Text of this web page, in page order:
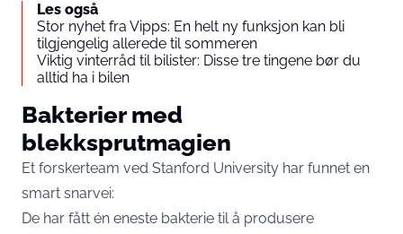
Les også
Stor nyhet fra Vipps: En helt ny funksjon kan bli
tilgjengelig allerede til sommeren
Viktig vinterråd til bilister: Disse tre tingene bør du
alltid ha i bilen
Bakterier med
blekksprutmagien
Et forskerteam ved Stanford University har funnet en
smart snarvei:
De har fått én eneste bakterie til å produsere